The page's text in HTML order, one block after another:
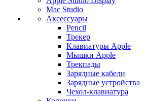
Mac Studio
Аксессуары
Pencil
Трекер
Клавиатуры Apple
Мышки Apple
Трекпады
Зарядные кабели
Зарядные устройства
Чехол-клавиатура